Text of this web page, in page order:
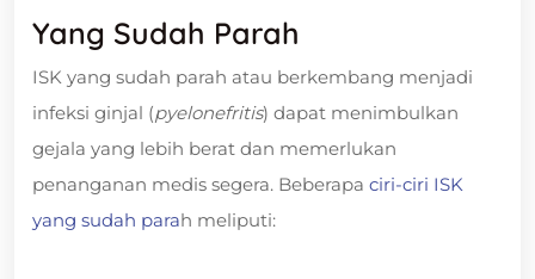
Yang Sudah Parah
ISK yang sudah parah atau berkembang menjadi
infeksi ginjal (pyelonefritis) dapat menimbulkan
gejala yang lebih berat dan memerlukan
penanganan medis segera. Beberapa ciri-ciri ISK
yang sudah parah meliputi: